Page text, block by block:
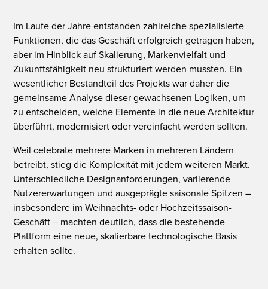
Im Laufe der Jahre entstanden zahlreiche spezialisierte
Funktionen, die das Geschäft erfolgreich getragen haben,
aber im Hinblick auf Skalierung, Markenvielfalt und
Zukunftsfähigkeit neu strukturiert werden mussten. Ein
wesentlicher Bestandteil des Projekts war daher die
gemeinsame Analyse dieser gewachsenen Logiken, um
zu entscheiden, welche Elemente in die neue Architektur
überführt, modernisiert oder vereinfacht werden sollten.
Weil celebrate mehrere Marken in mehreren Ländern
betreibt, stieg die Komplexität mit jedem weiteren Markt.
Unterschiedliche Designanforderungen, variierende
Nutzererwartungen und ausgeprägte saisonale Spitzen –
insbesondere im Weihnachts- oder Hochzeitssaison-
Geschäft – machten deutlich, dass die bestehende
Plattform eine neue, skalierbare technologische Basis
erhalten sollte.